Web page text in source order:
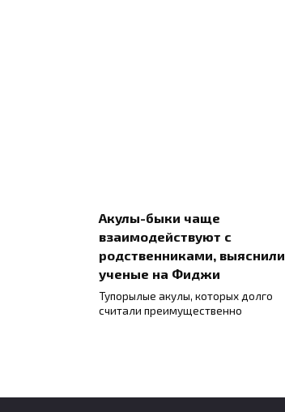
Акулы-быки чаще
взаимодействуют с
родственниками, выяснили
ученые на Фиджи
Тупорылые акулы, которых долго
считали преимущественно